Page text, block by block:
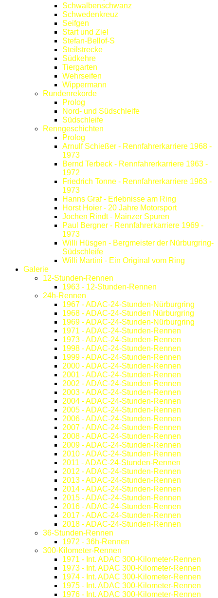
Schwalbenschwanz
Schwedenkreuz
Seifgen
Start und Ziel
Stefan-Bellof-S
Steilstrecke
Südkehre
Tiergarten
Wehrseifen
Wippermann
Rundenrekorde
Prolog
Nord- und Südschleife
Südschleife
Renngeschichten
Prolog
Arnulf Schießer - Rennfahrerkarriere 1968 -
1973
Bernd Terbeck - Rennfahrerkarriere 1963 -
1972
Friedrich Tonne - Rennfahrerkarriere 1963 -
1973
Hanns Graf - Erlebnisse am Ring
Horst Hoier - 20 Jahre Motorsport
Jochen Rindt - Mainzer Spuren
Paul Bergner - Rennfahrerkarriere 1969 -
1973
Willi Hüsgen - Bergmeister der Nürburgring-
Südschleife
Willi Martini - Ein Original vom Ring
Galerie
12-Stunden-Rennen
1963 - 12-Stunden-Rennen
24h-Rennen
1967 - ADAC-24-Stunden-Nürburgring
1968 - ADAC-24-Stunden Nürburgring
1969 - ADAC-24-Stunden-Nürburgring
1971 - ADAC-24-Stunden-Rennen
1973 - ADAC-24-Stunden-Rennen
1998 - ADAC-24-Stunden-Rennen
1999 - ADAC-24-Stunden-Rennen
2000 - ADAC-24-Stunden-Rennen
2001 - ADAC-24-Stunden-Rennen
2002 - ADAC-24-Stunden-Rennen
2003 - ADAC-24-Stunden-Rennen
2004 - ADAC-24-Stunden-Rennen
2005 - ADAC-24-Stunden-Rennen
2006 - ADAC-24-Stunden-Rennen
2007 - ADAC-24-Stunden-Rennen
2008 - ADAC-24-Stunden-Rennen
2009 - ADAC-24-Stunden-Rennen
2010 - ADAC-24-Stunden-Rennen
2011 - ADAC-24-Stunden-Rennen
2012 - ADAC-24-Stunden-Rennen
2013 - ADAC-24-Stunden-Rennen
2014 - ADAC-24-Stunden-Rennen
2015 - ADAC-24-Stunden-Rennen
2016 - ADAC-24-Stunden-Rennen
2017 - ADAC-24-Stunden-Rennen
2018 - ADAC-24-Stunden-Rennen
36-Stunden-Rennen
1972 - 36h-Rennen
300-Kilometer-Rennen
1971 - Int. ADAC 300-Kilometer-Rennen
1973 - Int. ADAC 300-Kilometer-Rennen
1974 - Int. ADAC 300-Kilometer-Rennen
1975 - Int. ADAC 300-Kilometer-Rennen
1976 - Int. ADAC 300-Kilometer-Rennen